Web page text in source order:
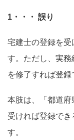
1・・・ 誤り
宅建士の登録を受
す。ただし、実務
を修了すれば登録
本肢は、「都道
受ければ登録で
す。